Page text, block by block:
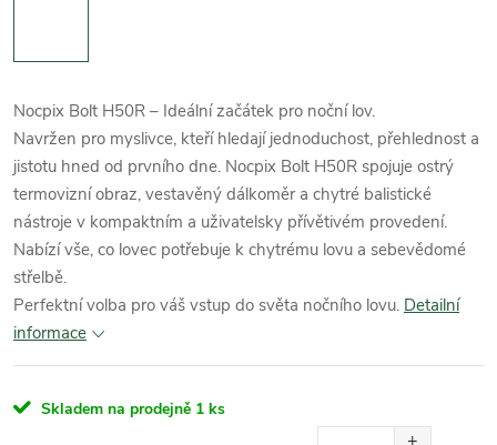
Nocpix Bolt H50R – Ideální začátek pro noční lov.
Navržen pro myslivce, kteří hledají jednoduchost, přehlednost a
jistotu hned od prvního dne. Nocpix Bolt H50R spojuje ostrý
termovizní obraz, vestavěný dálkoměr a chytré balistické
nástroje v kompaktním a uživatelsky přívětivém provedení.
Nabízí vše, co lovec potřebuje k chytrému lovu a sebevědomé
střelbě.
Perfektní volba pro váš vstup do světa nočního lovu. Detailní
informace
Skladem na prodejně 1 ks